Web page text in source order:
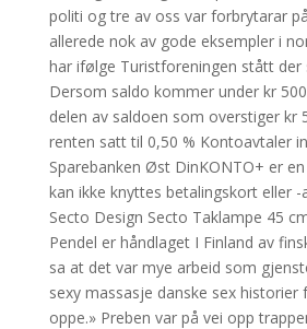
politi og tre av oss var forbrytarar
allerede nok av gode eksempler i
har ifølge Turistforeningen stått der
Dersom saldo kommer under kr
delen av saldoen som overstiger kr
renten satt til 0,50 % Kontoavtaler
Sparebanken Øst DinKONTO+ er
kan ikke knyttes betalingskort eller
Secto Design Secto Taklampe 45
Pendel er håndlaget I Finland av
sa at det var mye arbeid som
sexy massasje danske sex historier
oppe.» Preben var på vei opp